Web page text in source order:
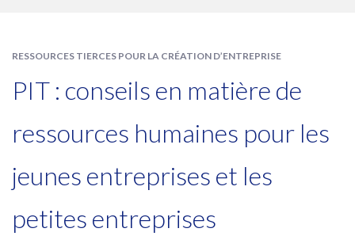
RESSOURCES TIERCES POUR LA CRÉATION D’ENTREPRISE
PIT : conseils en matière de
ressources humaines pour les
jeunes entreprises et les
petites entreprises